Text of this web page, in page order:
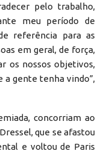
pelo trabalho,
meu período de
referência para as
em geral, de força,
os nossos objetivos,
a gente tenha vindo”,
concorriam ao
que se afastou
e voltou de Paris